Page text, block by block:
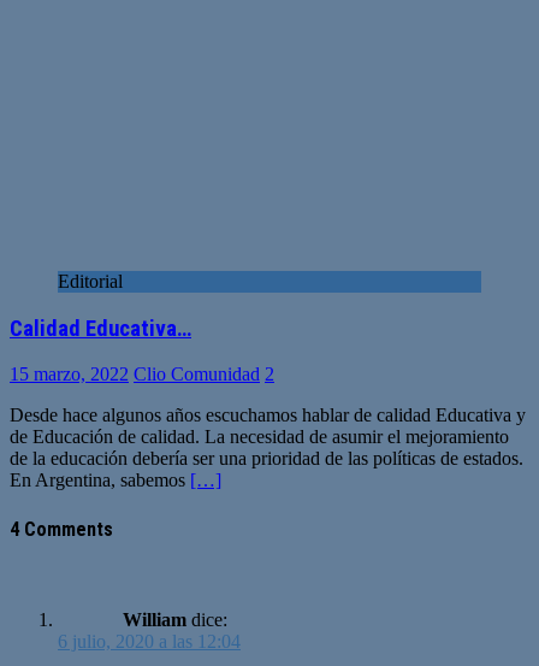
Editorial
Calidad Educativa…
15 marzo, 2022 Clio Comunidad 2
Desde hace algunos años escuchamos hablar de calidad Educativa y
de Educación de calidad. La necesidad de asumir el mejoramiento
de la educación debería ser una prioridad de las políticas de estados.
En Argentina, sabemos […]
4 Comments
William dice:
6 julio, 2020 a las 12:04